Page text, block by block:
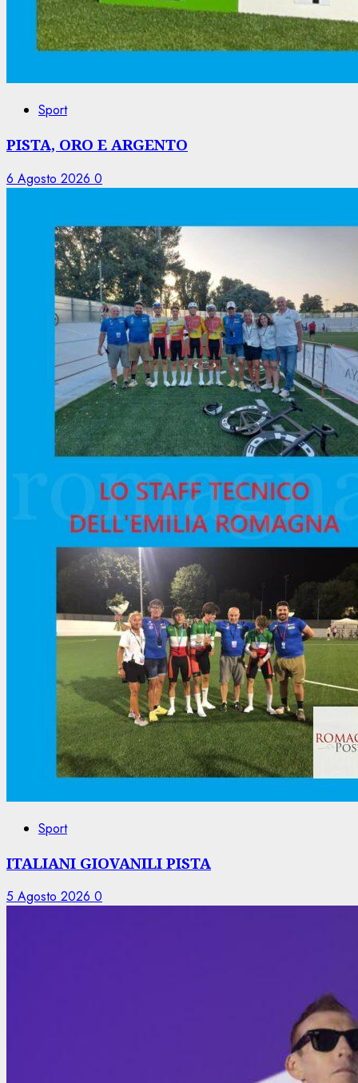
Sport
PISTA, ORO E ARGENTO
6 Agosto 2026 0
Sport
ITALIANI GIOVANILI PISTA
5 Agosto 2026 0